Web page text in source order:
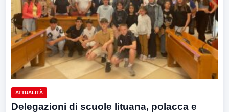
ATTUALITÀ
Delegazioni di scuole lituana, polacca e